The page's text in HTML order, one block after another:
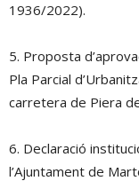
1936/2022).
5. Proposta
Pla Parcial
carretera de Piera
6. Declaració
l’Ajuntament de